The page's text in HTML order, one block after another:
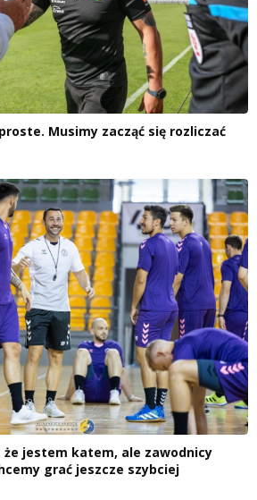
Musimy zacząć się rozliczać
że jestem katem, ale zawodnicy
grać jeszcze szybciej